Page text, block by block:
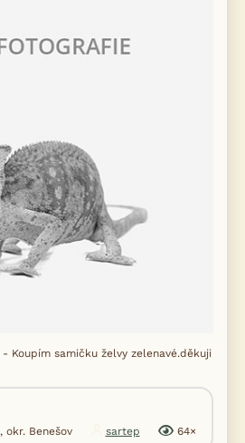
Koupím samičku želvy zelenavé.děkuji
okr. Benešov
sartep 64×